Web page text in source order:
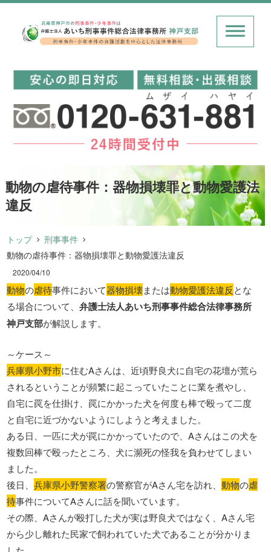
動物の虐待事件：器物損壊罪と動物愛護法
違反
トップ
刑事事件
動物の虐待事件：器物損壊罪と動物愛護法違反
2020/04/10
動物の虐待事件において器物損壊または動物愛護法違反とな
る場合について、弁護士法人あいち刑事事件総合法律事務所
神戸支部が解説します。
～ケース～
兵庫県小野市に住むAさんは、近頃野良犬に自宅の花壇が荒ら
されるということが頻繁に起こっていたことに業を煮やし、
自宅に罠を仕掛け、罠にかかった犬を何度も棒で殴って二度
と自宅に近づかないようにしようと考えました。
ある日、一匹に犬が罠にかかっていたので、Aさんはこの犬を
複数回棒で殴ったところ、犬に瀕死の怪我を負わせてしまい
ました。
後日、兵庫県小野警察署の警察官がAさん宅を訪れ、動物の虐
待事件についてAさんに話を聞いています。
その際、Aさんが殴打した犬が実は野良犬ではなく、Aさん宅
から少し離れた民家で飼われていた犬であることが分かりま